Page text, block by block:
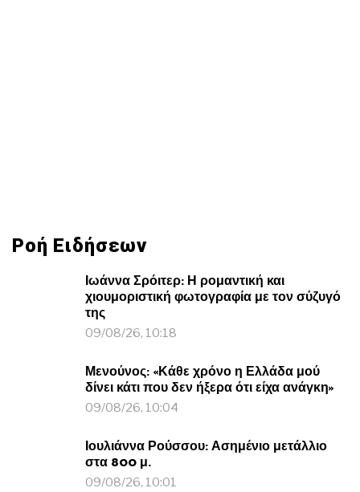
Ροή Ειδήσεων
Ιωάννα Σρόιτερ: Η ρομαντική και
χιουμοριστική φωτογραφία με τον σύζυγό
της
09/08/26, 10:18
Μενούνος: «Κάθε χρόνο η Ελλάδα μού
δίνει κάτι που δεν ήξερα ότι είχα ανάγκη»
09/08/26, 10:04
Ιουλιάννα Ρούσσου: Ασημένιο μετάλλιο
στα 800 μ.
09/08/26, 10:01